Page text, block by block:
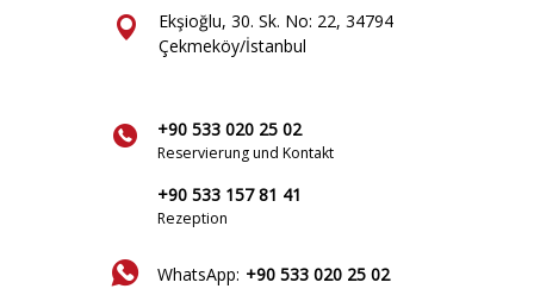
Ekşioğlu, 30. Sk. No: 22, 34794
Çekmeköy/İstanbul
+90 533 020 25 02
Reservierung und Kontakt
+90 533 157 81 41
Rezeption
WhatsApp: +90 533 020 25 02